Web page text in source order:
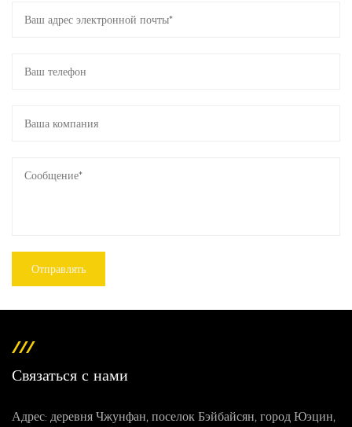
Имея глобальное присутствие на всех
возможностями для обслуживания клиентов по
разъемов. Независимо от того, идет ли речь о
послепродажное обслуживание, наша преданная
проектов наших клиентов. Предлагая локальную
наших соединителей и достижения успеха на их
соответствующих рынках.
Подводя итог, можно сказать, что наш 3 -
Связаться с нами
Адрес: деревня Чжунфан, поселок Бэйбайсян, город Юэцин,